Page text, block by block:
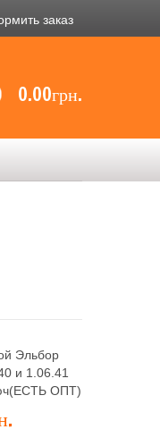
заказ
0.00грн.
Эльбор
и 1.06.41
ОПТ)